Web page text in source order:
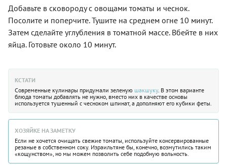
Добавьте в сковороду с овощами томаты и чеснок.
Посолите и поперчите. Тушите на среднем огне 10 минут.
Затем сделайте углубления в томатной массе. Вбейте в них
яйца. Готовьте около 10 минут.
КСТАТИ
Современные кулинары придумали зеленую шакшуку. В этом варианте
блюда томаты добавлять не нужно, вместо них в качестве основы
используется тушенный с чесноком шпинат, а дополняют его кубики феты.
ХОЗЯЙКЕ НА ЗАМЕТКУ
Если не хочется очищать свежие томаты, используйте консервированные
резаные в собственном соку. Израильтяне бы, конечно, возмутились таким
«кощунством», но мы можем позволить себе подобную вольность.